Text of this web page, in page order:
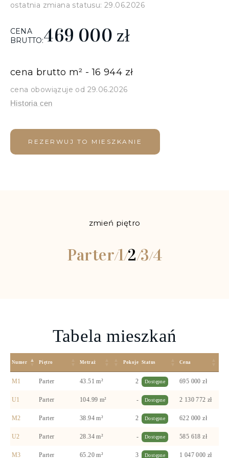
ostatnia zmiana statusu: 29.06.2026
CENA
BRUTTO:469 000 zł
cena brutto m² - 16 944 zł
cena obowiązuje od 29.06.2026
Historia cen
REZERWUJ TO MIESZKANIE
zmień piętro
Parter/1/2/3/4
Tabela mieszkań
Numer Piętro Metraż Pokoje Status Cena
M1 Parter 43.51 m² 2 Dostępne 695 000 zł
U1 Parter 104.99 m² - Dostępne 2 130 772 zł
M2 Parter 38.94 m² 2 Dostępne 622 000 zł
U2 Parter 28.34 m² - Dostępne 585 618 zł
M3 Parter 65.20 m² 3 Dostępne 1 047 000 zł